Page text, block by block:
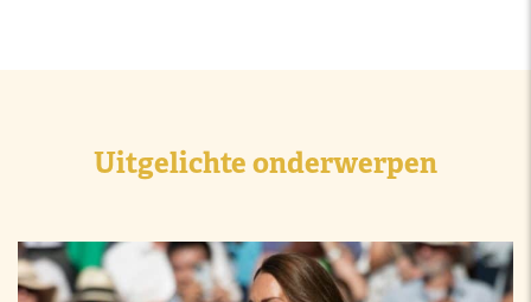
Uitgelichte onderwerpen